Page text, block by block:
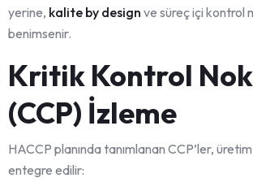
yerine, kalite by design ve süreç içi kontrol
benimsenir.
Kritik Kontrol
(CCP) İzleme
HACCP planında tanımlanan CCP’ler, üretim
entegre edilir: